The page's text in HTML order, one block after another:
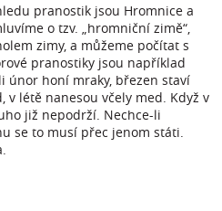
pranostik jsou Hromnice a
o tzv. „hromniční zimě“,
zimy, a můžeme počítat s
pranostiky jsou například
únor honí mraky, březen staví
v létě nanesou včely med. Když v
již nepodrží. Nechce-li
se to musí přec jenom státi.